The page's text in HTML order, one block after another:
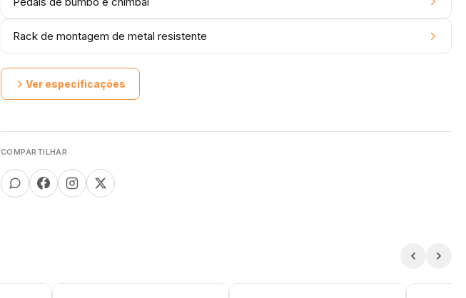
Rack de montagem de metal resistente
Ver especificações
COMPARTILHAR